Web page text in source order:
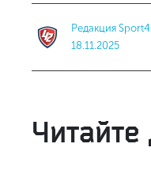
Редакция
18.11.2025
Читайте